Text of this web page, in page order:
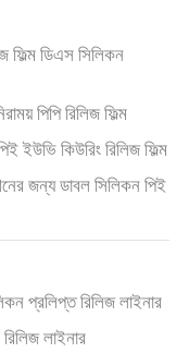
ফিল্ম ডিএস সিলিকন
পিপি রিলিজ ফিল্ম
ইউভি কিউরিং রিলিজ ফিল্ম
জন্য ডাবল সিলিকন পিই
প্রলিপ্ত রিলিজ লাইনার
লাইনার